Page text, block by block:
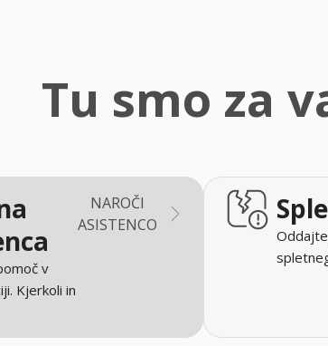
Tu smo za
v
Kjerkoli in
NAROČI
ASISTENCO